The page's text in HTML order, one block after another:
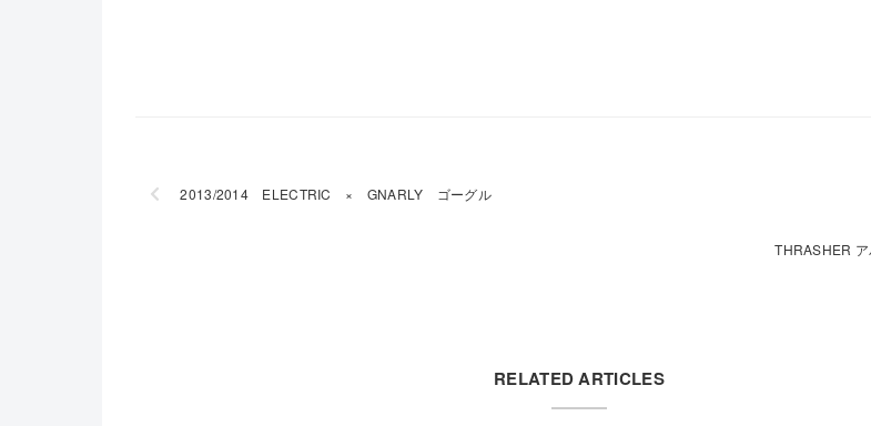
2013/2014 ELECTRIC × GNARLY ゴーグル
THRASHER
RELATED ARTICLES